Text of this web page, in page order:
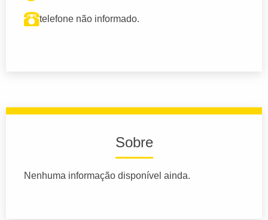
telefone não informado.
Sobre
Nenhuma informação disponível ainda.